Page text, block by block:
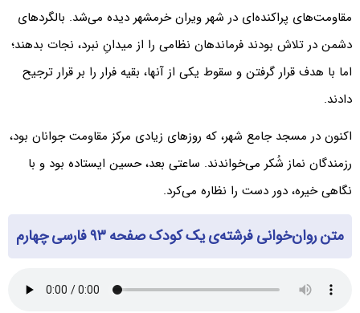
مقاومت‌های پراکنده‌ای در شهر ویران خرمشهر دیده می‌شد. بالگردهای
دشمن در تلاش بودند فرماندهان نظامی را از میدانِ نبرد، نجات بدهند؛
اما با هدف قرار گرفتن و سقوط یکی از آنها، بقیه فرار را بر قرار ترجیح
دادند.
اکنون در مسجد جامع شهر، که روزهای زیادی مرکز مقاومت جوانان بود،
رزمندگان نماز شُکر می‌خواندند. ساعتی بعد، حسین ایستاده بود و با
نگاهی خیره، دور دست را نظاره می‌کرد.
متن روان‌خوانی فرشته‌ی یک کودک صفحه ۹۳ فارسی چهارم